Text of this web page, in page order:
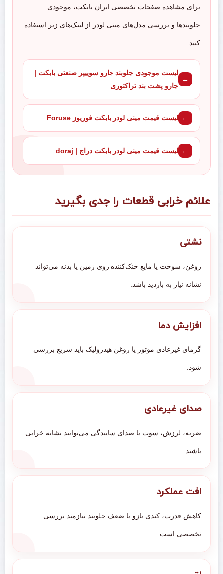
برای مشاهده صفحات تخصصی ایران بابکت، موجودی
جلوبندها و بررسی مدل‌های مینی لودر از لینک‌های زیر استفاده
کنید:
لیست موجودی جلوبند جارو سوییپر صنعتی بابکت |
جارو پشت بند تراکتوری
لیست قیمت مینی لودر بابکت فوریوز Foruse
لیست قیمت مینی لودر بابکت دراج | doraj
علائم خرابی قطعات را جدی بگیرید
نشتی
روغن، سوخت یا مایع خنک‌کننده روی زمین یا بدنه می‌تواند
نشانه نیاز به بازدید باشد.
افزایش دما
گرمای غیرعادی موتور یا روغن هیدرولیک باید سریع بررسی
شود.
صدای غیرعادی
ضربه، لرزش، سوت یا صدای ساییدگی می‌توانند نشانه خرابی
باشند.
افت عملکرد
کاهش قدرت، کندی بازو یا ضعف جلوبند نیازمند بررسی
تخصصی است.